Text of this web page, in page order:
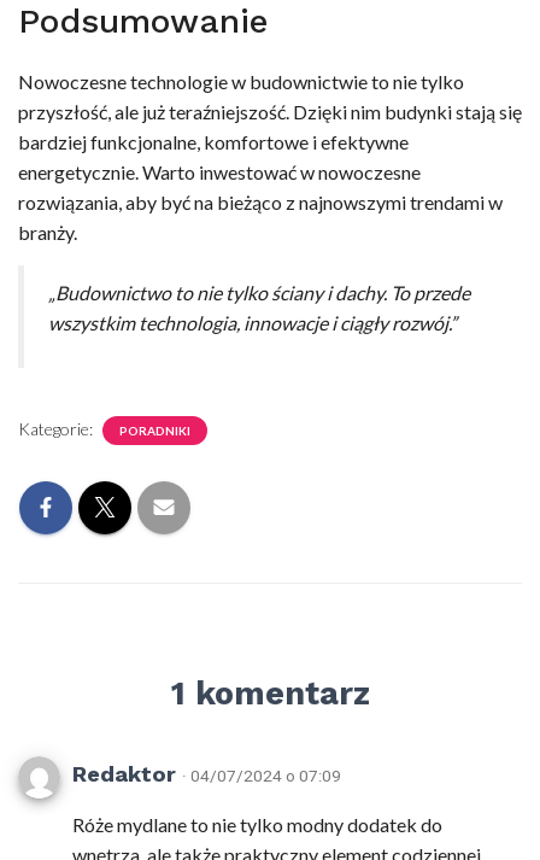
Podsumowanie
Nowoczesne technologie w budownictwie to nie tylko
przyszłość, ale już teraźniejszość. Dzięki nim budynki stają się
bardziej funkcjonalne, komfortowe i efektywne
energetycznie. Warto inwestować w nowoczesne
rozwiązania, aby być na bieżąco z najnowszymi trendami w
branży.
„Budownictwo to nie tylko ściany i dachy. To przede
wszystkim technologia, innowacje i ciągły rozwój.”
Kategorie: PORADNIKI
1 komentarz
Redaktor · 04/07/2024 o 07:09
Róże mydlane to nie tylko modny dodatek do
wnętrza, ale także praktyczny element codziennej